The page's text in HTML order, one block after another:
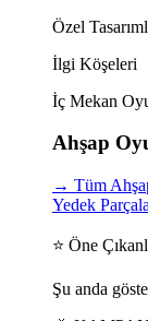
Özel
İlgi Köşeleri
İç Mekan
Ahşap
→ Tüm
Yedek
⭐ Öne
Şu anda